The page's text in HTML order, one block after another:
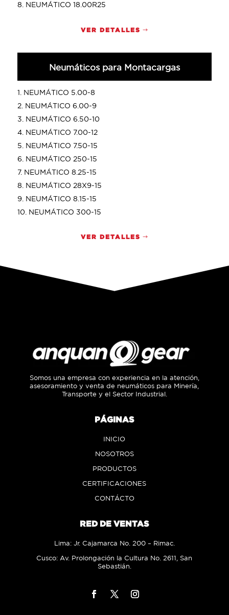
NEUMÁTICO 18.00R25
VER DETALLES
Neumáticos para Montacargas
NEUMÁTICO 5.00-8
NEUMÁTICO 6.00-9
NEUMÁTICO 6.50-10
NEUMÁTICO 7.00-12
NEUMÁTICO 7.50-15
NEUMÁTICO 250-15
NEUMÁTICO 8.25-15
NEUMÁTICO 28X9-15
NEUMÁTICO 8.15-15
NEUMÁTICO 300-15
VER DETALLES
Somos una empresa con experiencia en la atención,
asesoramiento y venta de neumáticos para Minería,
Transporte y el Sector Industrial.
PÁGINAS
INICIO
NOSOTROS
PRODUCTOS
CERTIFICACIONES
CONTÁCTO
RED DE VENTAS
Lima: Jr. Cajamarca No. 200 – Rimac.
Cusco: Av. Prolongación la Cultura No. 2611, San
Sebastián.